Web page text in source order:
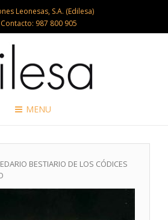
Leonesas, S.A. (Edilesa)
Contacto: 987 800 905
MENU
BESTIARIO DE LOS CÓDICES